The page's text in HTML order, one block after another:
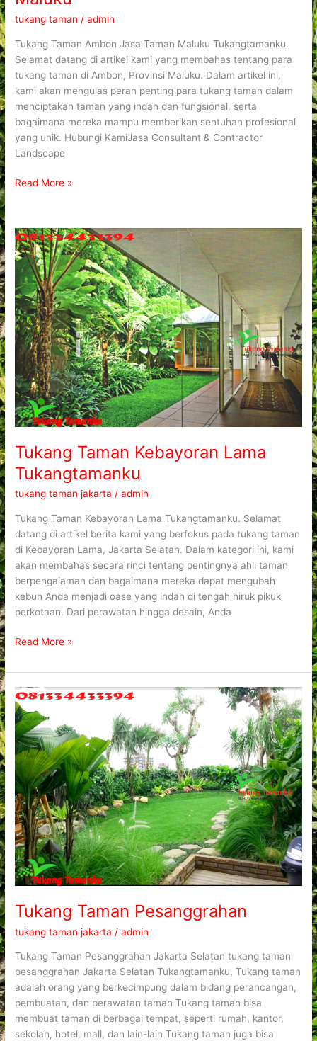
tukang taman /admin
Tukang Taman Ambon Jasa Taman Maluku Tukangtamanku.
Selamat datang di artikel kami yang membahas tentang para
tukang taman di Ambon, Provinsi Maluku. Dalam artikel ini,
kami akan mengulas peran penting para tukang taman dalam
menciptakan taman yang indah dan fungsional, serta
bagaimana mereka mampu memberikan sentuhan profesional
yang unik. Hubungi KamiJasa Consultant & Contractor
Landscape
Read More »
Tukang Taman Kebayoran Lama
Tukangtamanku
tukang taman jakarta /admin
Tukang Taman Kebayoran Lama Tukangtamanku. Selamat
datang di artikel berita kami yang berfokus pada tukang taman
di Kebayoran Lama, Jakarta Selatan. Dalam kategori ini, kami
akan membahas secara rinci tentang pentingnya ahli taman
berpengalaman dan bagaimana mereka dapat mengubah
kebun Anda menjadi oase yang indah di tengah hiruk pikuk
perkotaan. Dari perawatan hingga desain, Anda
Tukang
Taman
Kebayoran
Lama
Tukangtamanku
Read More »
Tukang Taman Pesanggrahan
tukang taman jakarta /admin
Tukang Taman Pesanggrahan Jakarta Selatan tukang taman
pesanggrahan Jakarta Selatan Tukangtamanku, Tukang taman
adalah orang yang berkecimpung dalam bidang perancangan,
pembuatan, dan perawatan taman Tukang taman bisa
membuat taman di berbagai tempat, seperti rumah, kantor,
sekolah, hotel, mall, dan lain-lain Tukang taman juga bisa
Tukang
Taman
Pesanggrahan